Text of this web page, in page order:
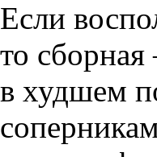
Если
то
в худшем